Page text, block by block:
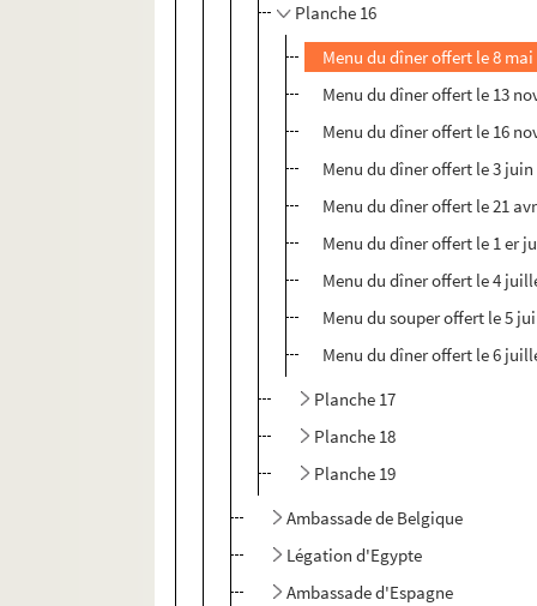
Planche 16
Menu du dîner offert le 8 mai
Menu du dîner offert le 13
Menu du dîner offert le 16
Menu du dîner offert le 3 juin
Menu du dîner offert le 21
Menu du dîner offert le 1 er
Menu du dîner offert le 4
Menu du souper offert le 5
Menu du dîner offert le 6
Planche 17
Planche 18
Planche 19
Ambassade de Belgique
Légation d'Egypte
Ambassade d'Espagne